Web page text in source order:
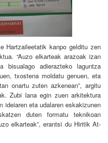
Hartzaileetatik kanpo gelditu zen
“Auzo elkarteak arazoak izan
bisualago adierazteko laguntza
txostena moldatu genuen, eta
onartu zuten azkenean”, argitu
Zubi lana egin zuen arkitektura
ideiaren eta udalaren eskakizunen
duten formatu teknikoan
elkarteak”, erantsi du Hiritik At-